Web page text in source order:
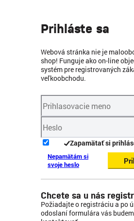
Prihláste sa
Webová stránka nie je
shop! Funguje ako on-line
systém pre registrovaných
veľkoobchodu.
Zapamätať si
Nepamätám si
svoje heslo
Chcete sa u nás
Požiadajte o registráciu a po
odoslaní formulára vás